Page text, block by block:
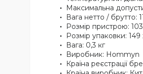
Максимальна
Вага нетто / брутто:
Розмір пристрою:
Розмір упаковки: 149
Вага: 0,3 кг
Виробник: Hommyn
Країна реєстрації